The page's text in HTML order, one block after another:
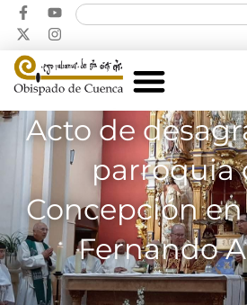
Acto de
parroquia
Concepción en
Fernando